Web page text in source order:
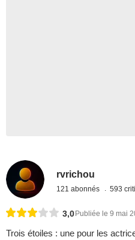
rvrichou
121 abonnés 593
3,0 Publiée le 9 mai
Trois étoiles : une pour les